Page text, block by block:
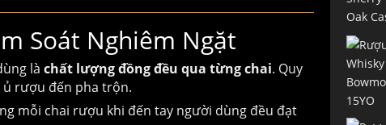
Soát Nghiêm Ngặt
là chất lượng đồng đều qua từng chai. Quy
rượu đến pha trộn.
mỗi chai rượu khi đến tay người dùng đều đạt